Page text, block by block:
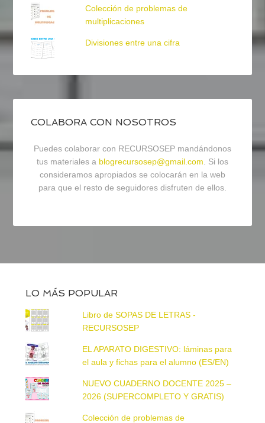
Colección de problemas de
multiplicaciones
Divisiones entre una cifra
COLABORA CON NOSOTROS
Puedes colaborar con RECURSOSEP mandándonos
tus materiales a blogrecursosep@gmail.com. Si los
consideramos apropiados se colocarán en la web
para que el resto de seguidores disfruten de ellos.
LO MÁS POPULAR
Libro de SOPAS DE LETRAS -
RECURSOSEP
EL APARATO DIGESTIVO: láminas para
el aula y fichas para el alumno (ES/EN)
NUEVO CUADERNO DOCENTE 2025 –
2026 (SUPERCOMPLETO Y GRATIS)
Colección de problemas de